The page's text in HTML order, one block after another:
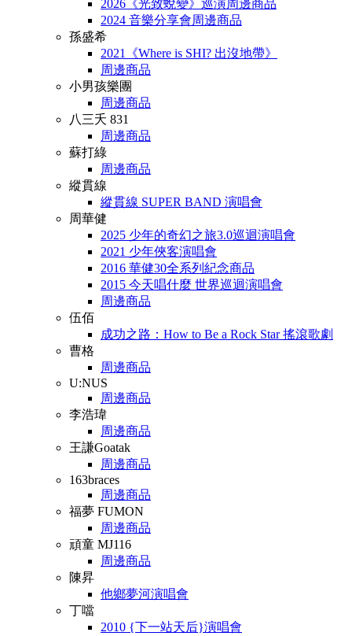
2026《光致蛻變》巡演周邊商品
2024 音樂分享會周邊商品
孫盛希
2021《Where is SHI? 出沒地帶》
周邊商品
小男孩樂團
周邊商品
八三夭 831
周邊商品
蘇打綠
周邊商品
縱貫線
縱貫線 SUPER BAND 演唱會
周華健
2025 少年的奇幻之旅3.0巡迴演唱會
2021 少年俠客演唱會
2016 華健30全系列紀念商品
2015 今天唱什麼 世界巡迴演唱會
周邊商品
伍佰
成功之路：How to Be a Rock Star 搖滾歌劇
曹格
周邊商品
U:NUS
周邊商品
李浩瑋
周邊商品
王謙Goatak
周邊商品
163braces
周邊商品
福夢 FUMON
周邊商品
頑童 MJ116
周邊商品
陳昇
他鄉夢河演唱會
丁噹
2010 {下一站天后}演唱會